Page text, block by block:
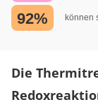
92% können
Die